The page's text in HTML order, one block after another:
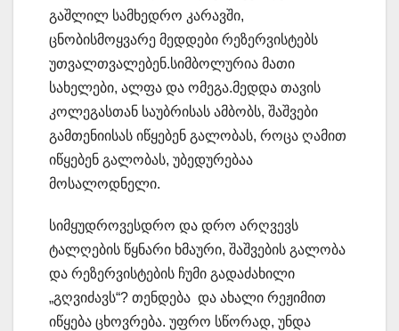
გაშლილ სამხედრო კარავში,
ცნობისმოყვარე მედდები რეზერვისტებს
უთვალთვალებენ.სიმბოლურია მათი
სახელები, ალფა და ომეგა.მედდა თავის
კოლეგასთან საუბრისას ამბობს, შაშვები
გამთენიისას იწყებენ გალობას, როცა ღამით
იწყებენ გალობას, უბედურებაა
მოსალოდნელი.
სიმყუდროვესდრო და დრო არღვევს
ტალღების წყნარი ხმაური, შაშვების გალობა
და რეზერვისტების ჩუმი გადაძახილი
„გღვიძავს“? თენდება და ახალი რეჟიმით
იწყება ცხოვრება. უფრო სწორად, უნდა